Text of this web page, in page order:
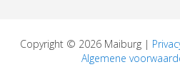
Copyright © 2026 Maiburg |
Algemene